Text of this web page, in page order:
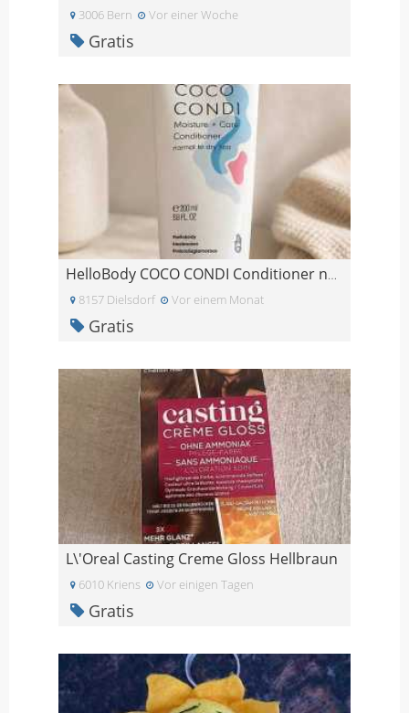
3006 Bern Vor einer Woche
Gratis
HelloBody COCO CONDI Conditioner neu & OVP (200 m
8157 Dielsdorf Vor einem Monat
Gratis
L\'Oreal Casting Creme Gloss Hellbraun
6010 Kriens Vor einigen Tagen
Gratis